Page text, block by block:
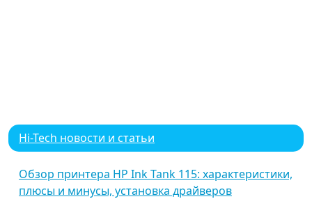
Hi-Tech новости и статьи
Обзор принтера HP Ink Tank 115: характеристики,
плюсы и минусы, установка драйверов